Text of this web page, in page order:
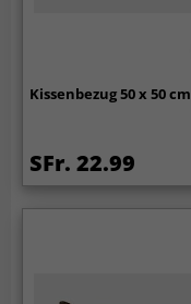
Kissenbezug 50 x 50 cm
SFr. 22.99